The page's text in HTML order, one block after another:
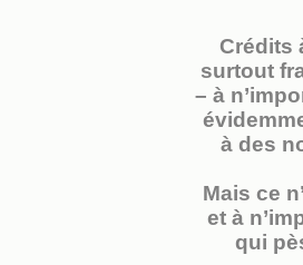
Crédits
surtout
– à
à des
Mais ce
et à
qui